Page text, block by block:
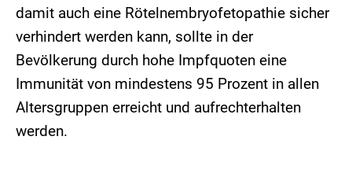
damit auch eine Rötelnembryofetopathie sicher
verhindert werden kann, sollte in der
Bevölkerung durch hohe Impfquoten eine
Immunität von mindestens 95 Prozent in allen
Altersgruppen erreicht und aufrechterhalten
werden.